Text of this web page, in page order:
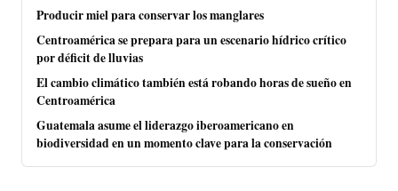
Producir miel para conservar los manglares
Centroamérica se prepara para un escenario hídrico crítico
por déficit de lluvias
El cambio climático también está robando horas de sueño en
Centroamérica
Guatemala asume el liderazgo iberoamericano en
biodiversidad en un momento clave para la conservación